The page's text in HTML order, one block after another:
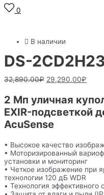
0
В наличии
DS-
32,890.00₽ 29,290.00₽
2 Мп уличная
EXIR-подсветкой
AcuSense
• Высокое качество
• Моторизированный
установки и мониторинг
• Четкое изображение при
технологии 120 дБ WDR
• Технология эффективного